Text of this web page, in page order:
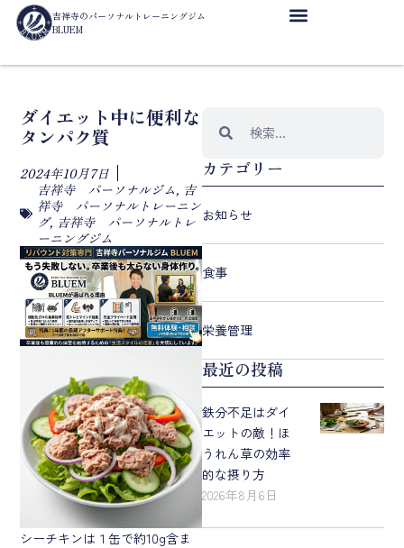
吉祥寺のパーソナルトレーニングジム
BLUEM
ダイエット中に便利な
タンパク質
2024年10月7日
吉祥寺 パーソナルジム, 吉
祥寺 パーソナルトレーニン
グ, 吉祥寺 パーソナルトレ
ーニングジム
シーチキンは１缶で約10g含ま
カテゴリー
お知らせ
食事
栄養管理
最近の投稿
鉄分不足はダイ
エットの敵！ほ
うれん草の効率
的な摂り方
2026年8月6日